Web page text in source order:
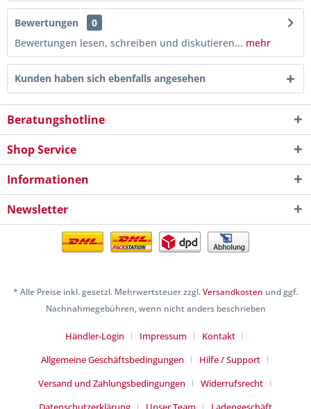
Bewertungen
0
Bewertungen lesen, schreiben und diskutieren... mehr
Kunden haben sich ebenfalls angesehen
Beratungshotline
Shop Service
Informationen
Newsletter
* Alle Preise inkl. gesetzl. Mehrwertsteuer zzgl.Versandkosten und ggf.
Nachnahmegebühren, wenn nicht anders beschrieben
Händler-Login Impressum
Kontakt
Allgemeine Geschäftsbedingungen
Hilfe / Support
Versand und Zahlungsbedingungen
Widerrufsrecht